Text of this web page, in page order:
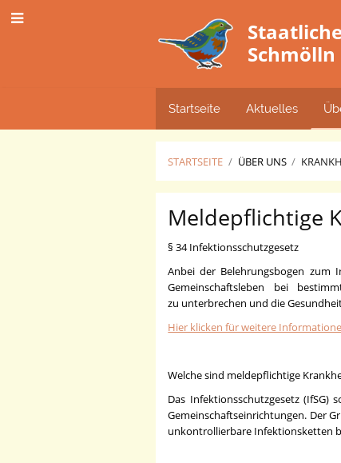
Schmölln
Startseite Aktuelles
STARTSEITE / ÜBER UNS /
Krankheiten
Meldepflichtige
§ 34 Infektionsschutzgesetz
Anbei der Belehrungsbogen zum
Gemeinschaftsleben bei
zu unterbrechen und die
Hier klicken für weitere
Welche sind meldepflichtige
Das Infektionsschutzgesetz
Gemeinschaftseinrichtungen. Der
unkontrollierbare Infektionsketten